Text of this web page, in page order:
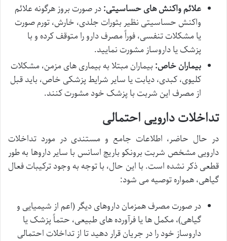
علائم واکنش های حساسیتی:در صورت بروز هرگونه علائم
واکنش حساسیتی نظیر بثورات جلدی، خارش، تورم صورت
یا مشکلات تنفسی، فوراً مصرف دارو را متوقف کرده و با
پزشک یا داروساز مشورت نمایید.
بیماران خاص: بیماران مبتلا به بیماری های مزمن، مشکلات
کلیوی، کبدی، دیابت یا سایر شرایط پزشکی خاص، باید قبل
از مصرف این شربت با پزشک خود مشورت کنند.
تداخلات دارویی احتمالی
در حال حاضر، اطلاعات جامع و مستندی در مورد تداخلات
دارویی مشخص شربت برونکو باریج اسانس با سایر داروها به طور
قطعی ذکر نشده است. با این حال، با توجه به وجود ترکیبات فعال
گیاهی، همواره توصیه می شود:
در صورت مصرف همزمان داروهای دیگر (اعم از شیمیایی و
گیاهی)، مکمل ها یا فرآورده های طبیعی، حتماً پزشک یا
داروساز خود را در جریان قرار دهید تا از تداخلات احتمالی